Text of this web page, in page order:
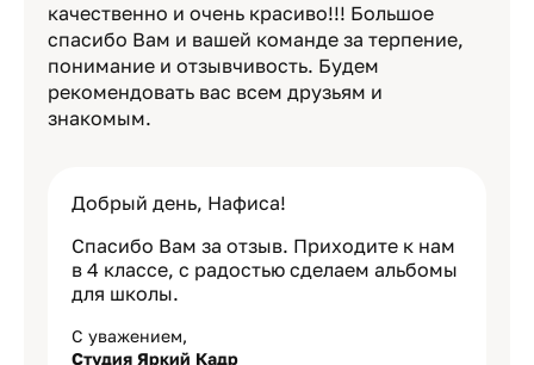
качественно и очень красиво!!! Большое
спасибо Вам и вашей команде за терпение,
понимание и отзывчивость. Будем
рекомендовать вас всем друзьям и
знакомым.
Добрый день, Нафиса!
Спасибо Вам за отзыв. Приходите к нам
в 4 классе, с радостью сделаем альбомы
для школы.
С уважением,
Студия Яркий Кадр